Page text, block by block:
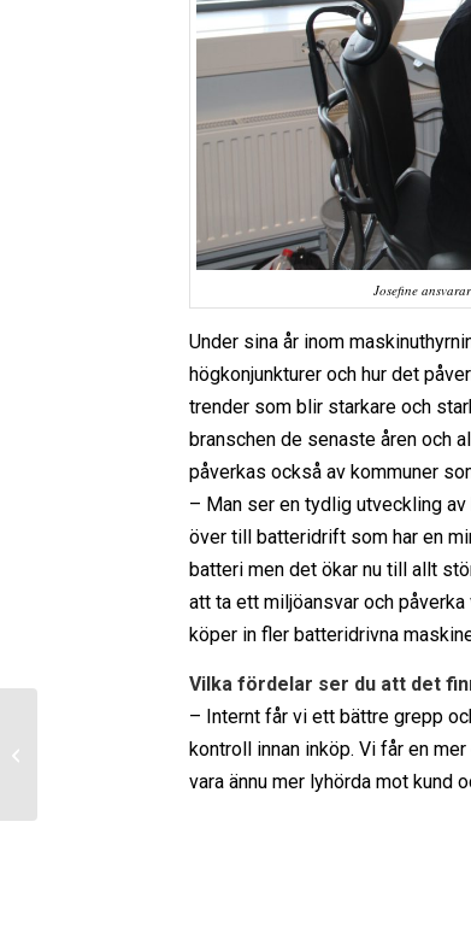
Josefine
Under sina år inom
högkonjunkturer och hur det
trender som blir starkare och
branschen de senaste åren och
påverkas också av kommuner
– Man ser en tydlig utveckling
över till batteridrift som har en
batteri men det ökar nu till allt
att ta ett miljöansvar och
köper in fler batteridrivna
Vilka fördelar ser du att det
– Internt får vi ett bättre grepp
kontroll innan inköp. Vi får en
vara ännu mer lyhörda mot kund